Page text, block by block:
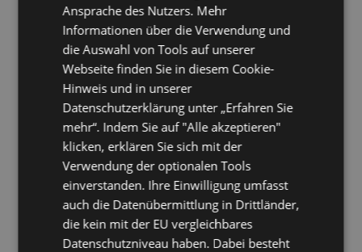
03.2016
Aktualisierte OLXDisclaimerTemplate.html
03.2016
Aktualisierte OLXHtmlEdit_Platzhalter.txt
Neuer Platzhalter %%QRCODE%%: Visitenkarte
als QR-Code integrierbar (Größe, Inhalt, Farbe frei
definierbar) inkl. Vorschau
03.2016
Ready for Exchange 2013 CU11
03.2016
Verarbeitung/Protokollierung für eingehende E-
Mails (Empfänger) definierbar
03.2016
Überspringen von Mails ohne
Absender/Empfänger (inkl. Logging)
12.2015
Aktualisiertes OLXDisclaimerTemplate.html
12.2015
AutoResponder: Untersuchung Ping-Pong
12.2015
Deployment digitales Zertifikat
12.2015
Digitale Code-Signierung (Zertifikat)
Ansprache des Nutzers. Mehr
Informationen über die Verwendung und
die Auswahl von Tools auf unserer
Webseite finden Sie in diesem Cookie-
Hinweis und in unserer
Datenschutzerklärung unter „Erfahren Sie
mehr“. Indem Sie auf "Alle akzeptieren"
klicken, erklären Sie sich mit der
Verwendung der optionalen Tools
einverstanden. Ihre Einwilligung umfasst
auch die Datenübermittlung in Drittländer,
die kein mit der EU vergleichbares
Datenschutzniveau haben. Dabei besteht